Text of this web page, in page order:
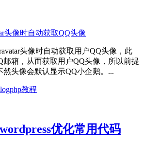
头像时自动获取用户QQ头像，此
邮箱，从而获取用户QQ头像，所以前提
然头像会默认显示QQ小企鹅。...
教程
优化常用代码